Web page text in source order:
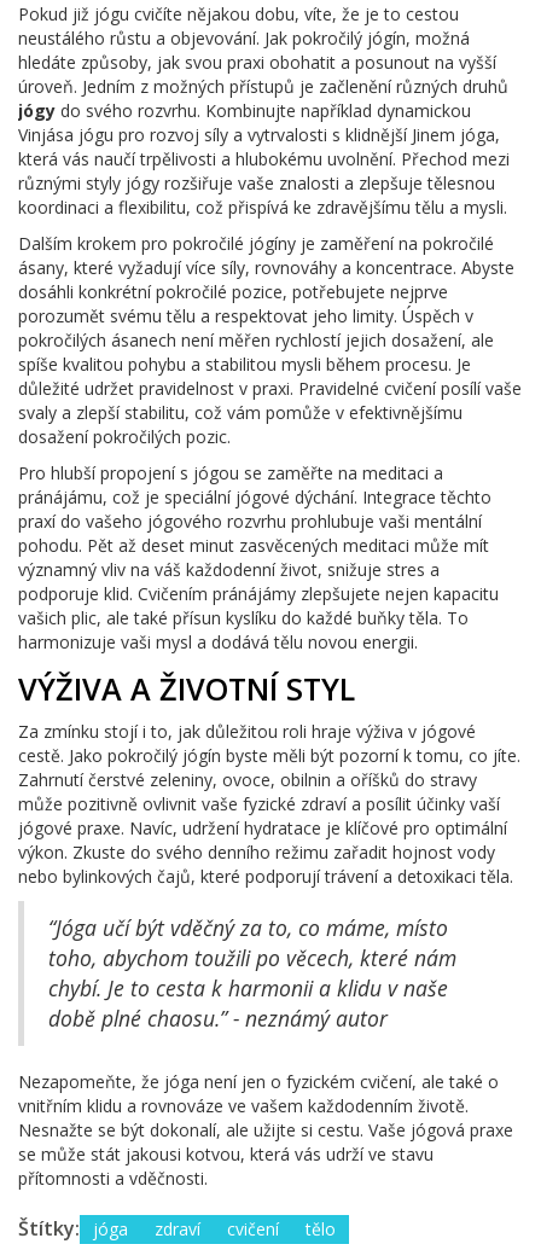
Pokud již jógu cvičíte nějakou dobu, víte, že je to cestou
neustálého růstu a objevování. Jak pokročilý jógín, možná
hledáte způsoby, jak svou praxi obohatit a posunout na vyšší
úroveň. Jedním z možných přístupů je začlenění různých druhů
jógy do svého rozvrhu. Kombinujte například dynamickou
Vinjása jógu pro rozvoj síly a vytrvalosti s klidnější Jinem jóga,
která vás naučí trpělivosti a hlubokému uvolnění. Přechod mezi
různými styly jógy rozšiřuje vaše znalosti a zlepšuje tělesnou
koordinaci a flexibilitu, což přispívá ke zdravějšímu tělu a mysli.
Dalším krokem pro pokročilé jógíny je zaměření na pokročilé
ásany, které vyžadují více síly, rovnováhy a koncentrace. Abyste
dosáhli konkrétní pokročilé pozice, potřebujete nejprve
porozumět svému tělu a respektovat jeho limity. Úspěch v
pokročilých ásanech není měřen rychlostí jejich dosažení, ale
spíše kvalitou pohybu a stabilitou mysli během procesu. Je
důležité udržet pravidelnost v praxi. Pravidelné cvičení posílí vaše
svaly a zlepší stabilitu, což vám pomůže v efektivnějšímu
dosažení pokročilých pozic.
Pro hlubší propojení s jógou se zaměřte na meditaci a
pránájámu, což je speciální jógové dýchání. Integrace těchto
praxí do vašeho jógového rozvrhu prohlubuje vaši mentální
pohodu. Pět až deset minut zasvěcených meditaci může mít
významný vliv na váš každodenní život, snižuje stres a
podporuje klid. Cvičením pránájámy zlepšujete nejen kapacitu
vašich plic, ale také přísun kyslíku do každé buňky těla. To
harmonizuje vaši mysl a dodává tělu novou energii.
VÝŽIVA A ŽIVOTNÍ STYL
Za zmínku stojí i to, jak důležitou roli hraje výživa v jógové
cestě. Jako pokročilý jógín byste měli být pozorní k tomu, co jíte.
Zahrnutí čerstvé zeleniny, ovoce, obilnin a oříšků do stravy
může pozitivně ovlivnit vaše fyzické zdraví a posílit účinky vaší
jógové praxe. Navíc, udržení hydratace je klíčové pro optimální
výkon. Zkuste do svého denního režimu zařadit hojnost vody
nebo bylinkových čajů, které podporují trávení a detoxikaci těla.
“Jóga učí být vděčný za to, co máme, místo
toho, abychom toužili po věcech, které nám
chybí. Je to cesta k harmonii a klidu v naše
době plné chaosu.” - neznámý autor
Nezapomeňte, že jóga není jen o fyzickém cvičení, ale také o
vnitřním klidu a rovnováze ve vašem každodenním životě.
Nesnažte se být dokonalí, ale užijte si cestu. Vaše jógová praxe
se může stát jakousi kotvou, která vás udrží ve stavu
přítomnosti a vděčnosti.
Štítky: jóga zdraví cvičení tělo